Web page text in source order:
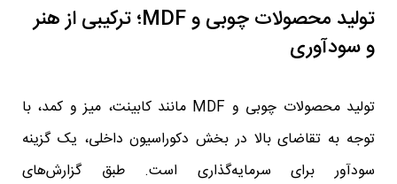
تولید محصولات چوبی و MDF؛ ترکیبی از هنر
و سودآوری
تولید محصولات چوبی و MDF مانند کابینت، میز و کمد، با
توجه به تقاضای بالا در بخش دکوراسیون داخلی، یک گزینه
سودآور برای سرمایه‌گذاری است. طبق گزارش‌های